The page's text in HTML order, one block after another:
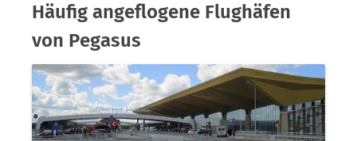
Häufig angeflogene Flughäfen
von Pegasus